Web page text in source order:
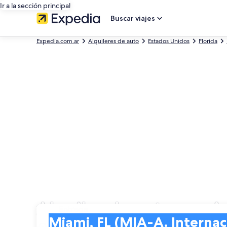
Ir a la sección principal
Buscar viajes
Expedia.com.ar Alquileres de auto Estados Unidos Florida
Alquiler de autos en
Miami, FL (MIA-A. Internacional de Miami)